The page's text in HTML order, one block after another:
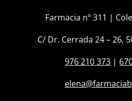
Farmacia nº 311 |
C/ Dr. Cerrada 24 – 26,
976 210 373 |